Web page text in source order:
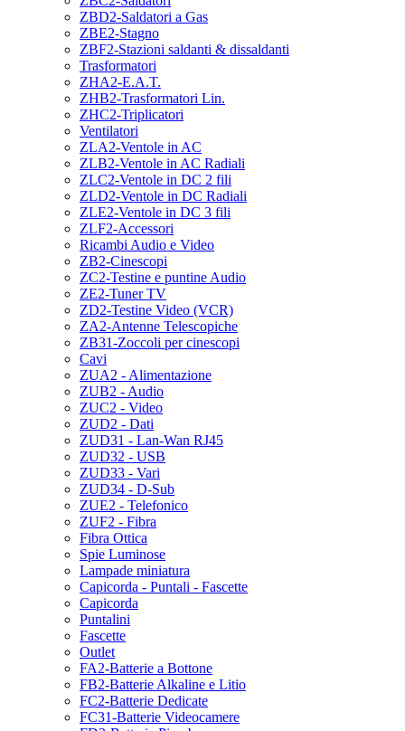
ZBD2-Saldatori a Gas
ZBE2-Stagno
ZBF2-Stazioni saldanti & dissaldanti
Trasformatori
ZHA2-E.A.T.
ZHB2-Trasformatori Lin.
ZHC2-Triplicatori
Ventilatori
ZLA2-Ventole in AC
ZLB2-Ventole in AC Radiali
ZLC2-Ventole in DC 2 fili
ZLD2-Ventole in DC Radiali
ZLE2-Ventole in DC 3 fili
ZLF2-Accessori
Ricambi Audio e Video
ZB2-Cinescopi
ZC2-Testine e puntine Audio
ZE2-Tuner TV
ZD2-Testine Video (VCR)
ZA2-Antenne Telescopiche
ZB31-Zoccoli per cinescopi
Cavi
ZUA2 - Alimentazione
ZUB2 - Audio
ZUC2 - Video
ZUD2 - Dati
ZUD31 - Lan-Wan RJ45
ZUD32 - USB
ZUD33 - Vari
ZUD34 - D-Sub
ZUE2 - Telefonico
ZUF2 - Fibra
Fibra Ottica
Spie Luminose
Lampade miniatura
Capicorda - Puntali - Fascette
Capicorda
Puntalini
Fascette
Outlet
FA2-Batterie a Bottone
FB2-Batterie Alkaline e Litio
FC2-Batterie Dedicate
FC31-Batterie Videocamere